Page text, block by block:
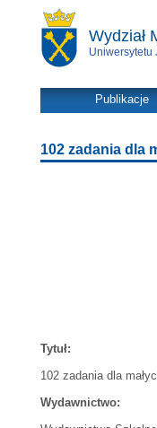
Wydział
Uniwersytetu
Publikacje
102 zadania dla
Tytuł:
102 zadania dla
Wydawnictwo: